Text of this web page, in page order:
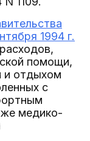
1994 г.
помощи,
и отдыхом
с
медико-